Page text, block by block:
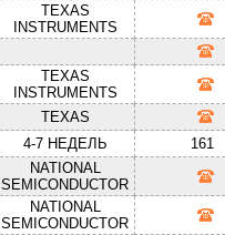
TEXAS
INSTRUMENTS
TEXAS
INSTRUMENTS
TEXAS
4-7 НЕДЕЛЬ
161
NATIONAL
SEMICONDUCTOR
NATIONAL
SEMICONDUCTOR